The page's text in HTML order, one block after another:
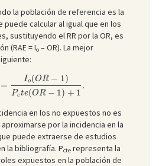
la población de referencia es la
puede calcular al igual que en los
sustituyendo el RR por la OR, es
(RAE = Io – OR). La mejor
=
Io (OR − 1)
Pcte(OR − 1) + 1
.
1 Pcte R−
en los no expuestos no es
por la incidencia en la
puede extraerse de estudios
la bibliografía. Pcte representa la
expuestos en la población de